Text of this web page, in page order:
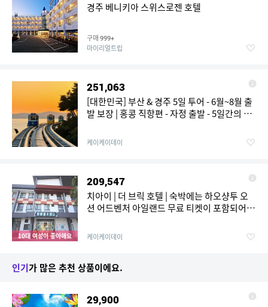
경주 베니키아 스위스로젠 호텔
구매 999+
마이리얼트립
251,063
[대한민국] 부산 & 경주 5일 투어 - 6월~8월 출
발 보장 | 홍콩 직항편 - 자정 출발 - 5일간의 즐
하나) | 캡슐 트레인 체험 | 불국사 (세계문화유
산) | 4성급 호텔 4박 숙박 | 기념품 증정
케이케이데이
10대 여성이 좋아해요
209,547
치아이 | 더 브릭 호텔 | 숙박에는 하오샹투 오
션 어드벤처 아일랜드 무료 티켓이 포함되어
케이케이데이
인기가 많은 추천 상품이에요.
29,900